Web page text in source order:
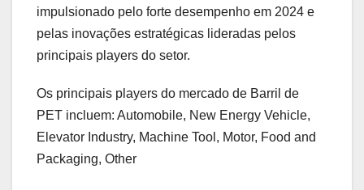
impulsionado pelo forte desempenho em 2024 e
pelas inovações estratégicas lideradas pelos
principais players do setor.
Os principais players do mercado de Barril de
PET incluem: Automobile, New Energy Vehicle,
Elevator Industry, Machine Tool, Motor, Food and
Packaging, Other